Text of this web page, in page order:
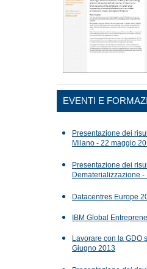
EVENTI E
Presentazione dei
Milano - 22 maggio
Presentazione dei
Dematerializzazione
Datacentres Europe
IBM Global
Lavorare con la GDO
Giugno 2013